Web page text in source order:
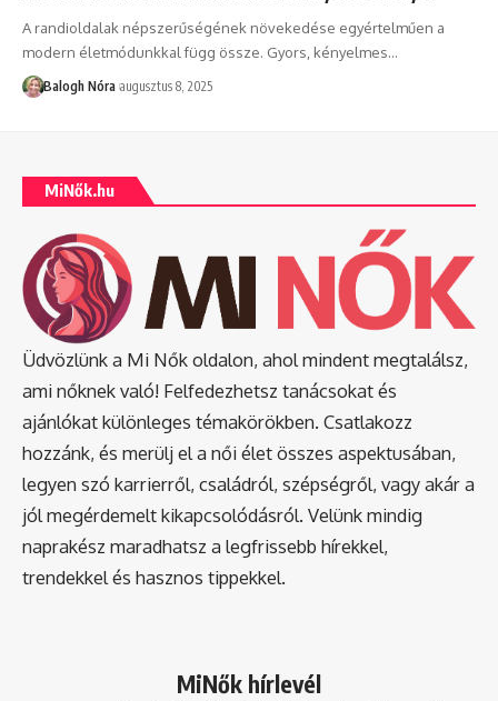
A randioldalak népszerűségének növekedése egyértelműen a
modern életmódunkkal függ össze. Gyors, kényelmes…
Balogh Nóra augusztus 8, 2025
MiNők.hu
Üdvözlünk a Mi Nők oldalon, ahol mindent megtalálsz,
ami nőknek való! Felfedezhetsz tanácsokat és
ajánlókat különleges témakörökben. Csatlakozz
hozzánk, és merülj el a női élet összes aspektusában,
legyen szó karrierről, családról, szépségről, vagy akár a
jól megérdemelt kikapcsolódásról. Velünk mindig
naprakész maradhatsz a legfrissebb hírekkel,
trendekkel és hasznos tippekkel.
MiNők hírlevél